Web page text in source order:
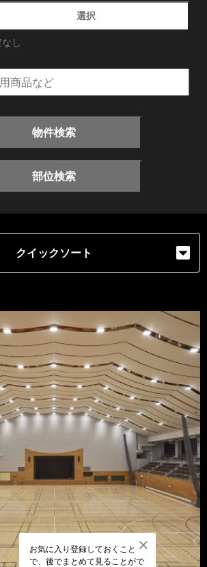
選択
し
物件検索
部位検索
クイックソート
お気に入り登録しておくこと
で、後でまとめて見ることがで